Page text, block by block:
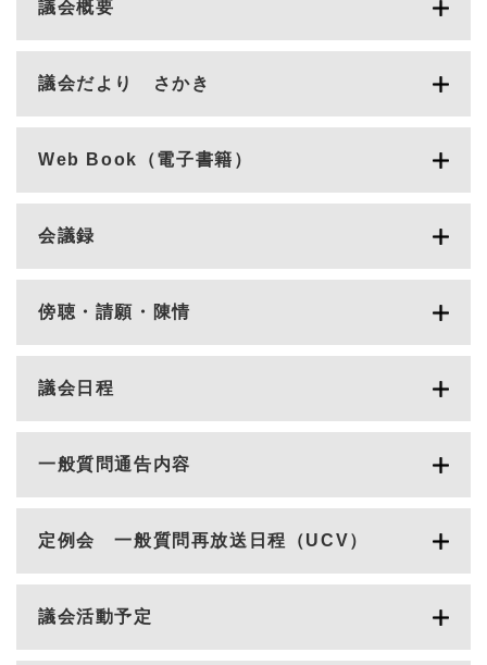
議会概要
議会だより さかき
Web Book（電子書籍）
会議録
傍聴・請願・陳情
議会日程
一般質問通告内容
定例会 一般質問再放送日程（UCV）
議会活動予定